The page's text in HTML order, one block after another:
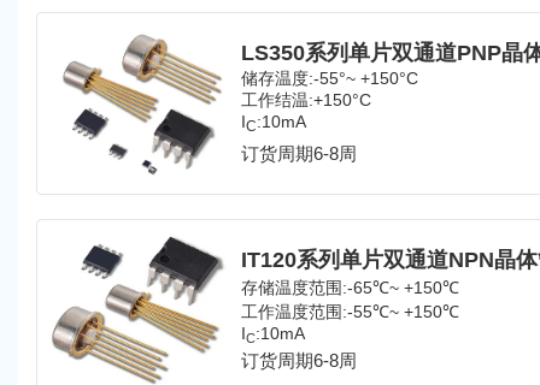
LS350系列单片双通道PNP晶
储存温度:-55°~ +150°C
工作结温:+150°C
IC:10mA
订货周期6-8周
IT120系列单片双通道NPN晶
存储温度范围:-65℃~ +150℃
工作温度范围:-55℃~ +150℃
IC:10mA
订货周期6-8周